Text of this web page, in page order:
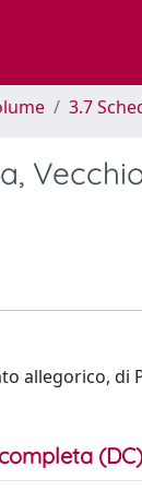
3.7
allegorico, di
(DC)